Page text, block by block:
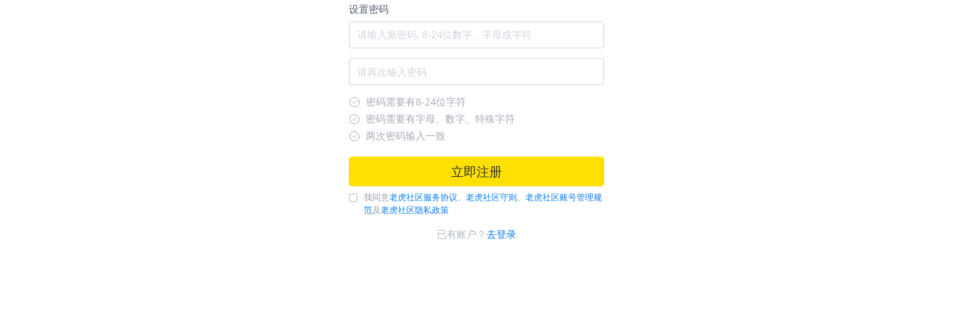
设置密码
密码需要有8-24位字符
密码需要有字母、数字、特殊字符
两次密码输入一致
立即注册
我同意老虎社区服务协议、 老虎社区守则、 老虎社区账号管理规
范及老虎社区隐私政策
已有账户？ 去登录